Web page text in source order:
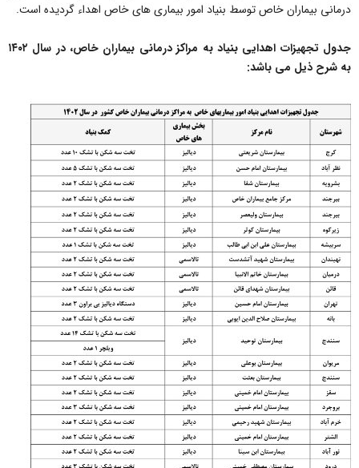
درمانی بیماران خاص توسط بنیاد امور بیماری های خاص اهداء گردیده است.
جدول تجهیزات اهدایی بنیاد به مراکز درمانی بیماران خاص، در سال ۱۴۰۲
به شرح ذیل می باشد: